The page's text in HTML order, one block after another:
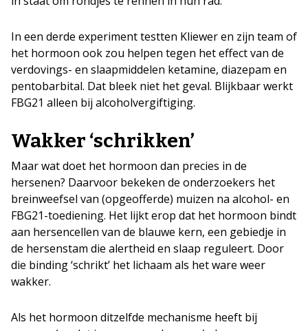
In een derde experiment testten Kliewer en zijn team of
het hormoon ook zou helpen tegen het effect van de
verdovings- en slaapmiddelen ketamine, diazepam en
pentobarbital. Dat bleek niet het geval. Blijkbaar werkt
FBG21 alleen bij alcoholvergiftiging.
Wakker ‘schrikken’
Maar wat doet het hormoon dan precies in de
hersenen? Daarvoor bekeken de onderzoekers het
breinweefsel van (opgeofferde) muizen na alcohol- en
FBG21-toediening. Het lijkt erop dat het hormoon bindt
aan hersencellen van de blauwe kern, een gebiedje in
de hersenstam die alertheid en slaap reguleert. Door
die binding ‘schrikt’ het lichaam als het ware weer
wakker.
Als het hormoon ditzelfde mechanisme heeft bij